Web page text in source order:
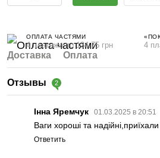
ОПЛАТА ЧАСТЯМИ
4 платежа по 134.75 грн 4
Доставка Оплата
Отзывы 2
Інна Яремчук 01.03.2025 в 20:51
Ваги хороші та
Ответить